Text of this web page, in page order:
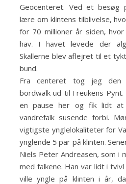
Geocenteret. Ved et besøg
lære om klintens tilblivelse,
for 70 millioner år siden,
hav. I havet levede der
Skallerne blev aflejret til et
bund.
Fra centeret tog jeg den
bordwalk ud til Freukens
en pause her og fik lidt at
vandrefalk susende forbi.
vigtigste ynglelokaliteter for
ynglende 5 par på klinten.
Niels Peter Andreasen, som i
med falkene. Han var lidt i
ville yngle på klinten i år,